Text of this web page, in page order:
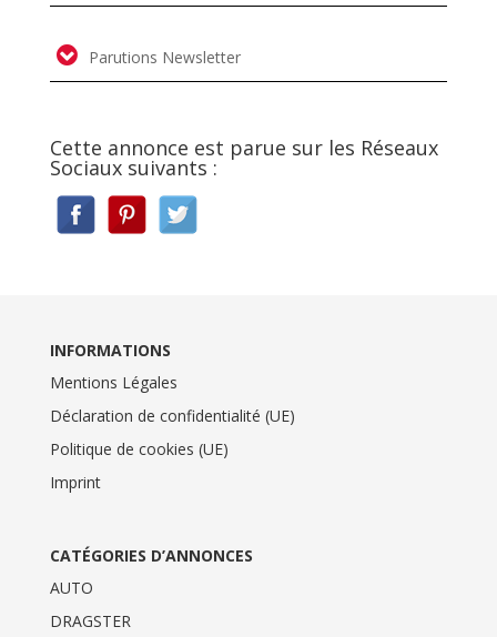
Parutions Newsletter
Cette annonce est parue sur les Réseaux
Sociaux suivants :
INFORMATIONS
Mentions Légales
Déclaration de confidentialité (UE)
Politique de cookies (UE)
Imprint
CATÉGORIES D’ANNONCES
AUTO
DRAGSTER